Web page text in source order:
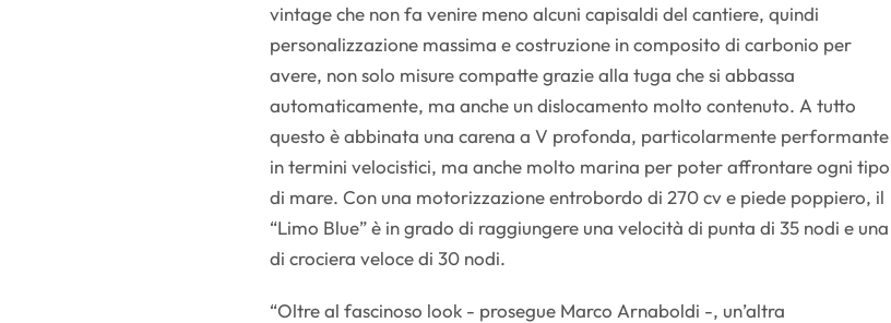
vintage che non fa venire meno alcuni capisaldi del cantiere, quindi
personalizzazione massima e costruzione in composito di carbonio per
avere, non solo misure compatte grazie alla tuga che si abbassa
automaticamente, ma anche un dislocamento molto contenuto. A tutto
questo è abbinata una carena a V profonda, particolarmente performante
in termini velocistici, ma anche molto marina per poter affrontare ogni tipo
di mare. Con una motorizzazione entrobordo di 270 cv e piede poppiero, il
“Limo Blue” è in grado di raggiungere una velocità di punta di 35 nodi e una
di crociera veloce di 30 nodi.
“Oltre al fascinoso look - prosegue Marco Arnaboldi -, un’altra